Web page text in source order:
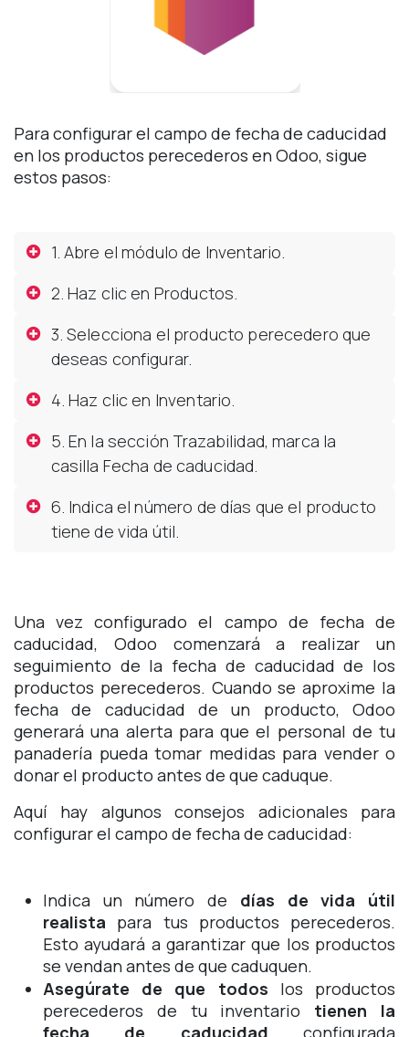
Para configurar el campo de fecha de caducidad
en los productos perecederos en Odoo, sigue
estos pasos:
1. Abre el módulo de Inventario.
2. Haz clic en Productos.
3. Selecciona el producto perecedero que
deseas configurar.
4. Haz clic en Inventario.
5. En la sección Trazabilidad, marca la
casilla Fecha de caducidad.
6. Indica el número de días que el producto
tiene de vida útil.
Una vez configurado el campo de fecha de
caducidad, Odoo comenzará a realizar un
seguimiento de la fecha de caducidad de los
productos perecederos. Cuando se aproxime la
fecha de caducidad de un producto, Odoo
generará una alerta para que el personal de tu
panadería pueda tomar medidas para vender o
donar el producto antes de que caduque.
Aquí hay algunos consejos adicionales para
configurar el campo de fecha de caducidad:
Indica un número de días de vida útil
realista para tus productos perecederos.
Esto ayudará a garantizar que los productos
se vendan antes de que caduquen.
Asegúrate de que todos los productos
perecederos de tu inventario tienen la